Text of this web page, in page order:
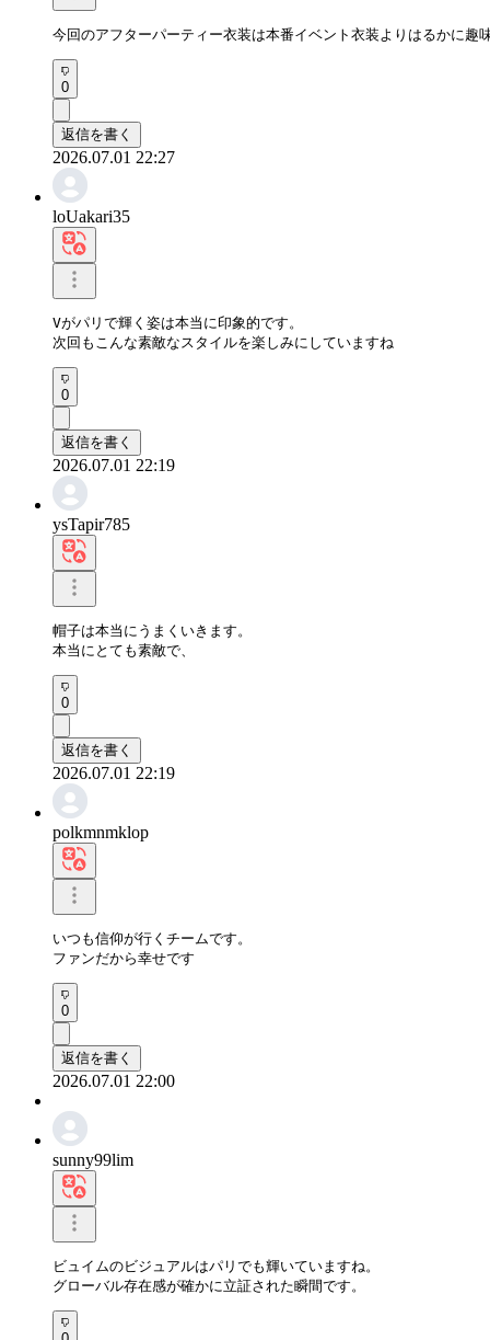
今回のアフターパーティー衣装は本番イベント衣装よりはるかに趣
0
返信を書く
2026.07.01 22:27
loUakari35
Vがパリで輝く姿は本当に印象的です。
次回もこんな素敵なスタイルを楽しみにしていますね
0
返信を書く
2026.07.01 22:19
ysTapir785
帽子は本当にうまくいきます。
本当にとても素敵で、
0
返信を書く
2026.07.01 22:19
polkmnmklop
いつも信仰が行くチームです。
ファンだから幸せです
0
返信を書く
2026.07.01 22:00
sunny99lim
ビュイムのビジュアルはパリでも輝いていますね。
グローバル存在感が確かに立証された瞬間です。